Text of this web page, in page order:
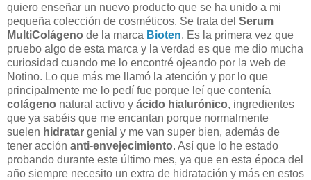
quiero enseñar un nuevo producto que se ha unido a mi
pequeña colección de cosméticos. Se trata del Serum
MultiColágeno de la marca Bioten. Es la primera vez que
pruebo algo de esta marca y la verdad es que me dio mucha
curiosidad cuando me lo encontré ojeando por la web de
Notino. Lo que más me llamó la atención y por lo que
principalmente me lo pedí fue porque leí que contenía
colágeno natural activo y ácido hialurónico, ingredientes
que ya sabéis que me encantan porque normalmente
suelen hidratar genial y me van super bien, además de
tener acción anti-envejecimiento. Así que lo he estado
probando durante este último mes, ya que en esta época del
año siempre necesito un extra de hidratación y más en estos